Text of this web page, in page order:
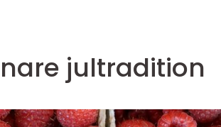
jultradition